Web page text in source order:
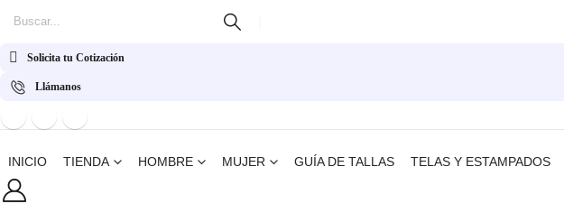
Solicita tu Cotización
Llámanos
INICIO TIENDA HOMBRE MUJER GUÍA DE TALLAS TELAS Y ESTAMPADOS